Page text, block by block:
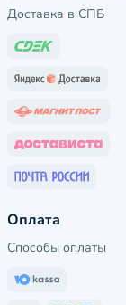
Доставка в СПБ
Оплата
Способы оплаты